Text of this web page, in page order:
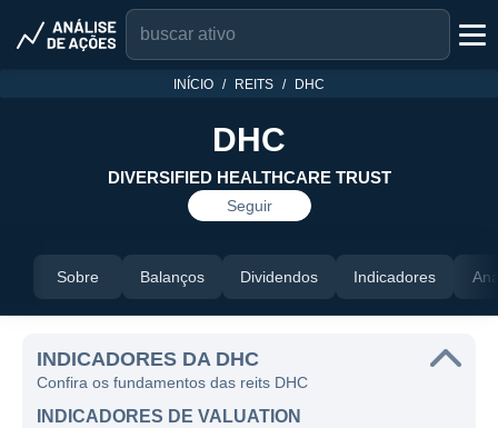
INÍCIO REITS DHC
DHC
DIVERSIFIED HEALTHCARE TRUST
Seguir
Sobre Balanços Dividendos Indicadores
INDICADORES DA DHC
Confira os fundamentos das reits DHC
INDICADORES DE VALUATION